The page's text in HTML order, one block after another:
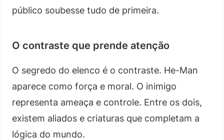
público soubesse tudo de primeira.
O contraste que prende atenção
O segredo do elenco é o contraste. He-Man
aparece como força e moral. O inimigo
representa ameaça e controle. Entre os dois,
existem aliados e criaturas que completam a
lógica do mundo.